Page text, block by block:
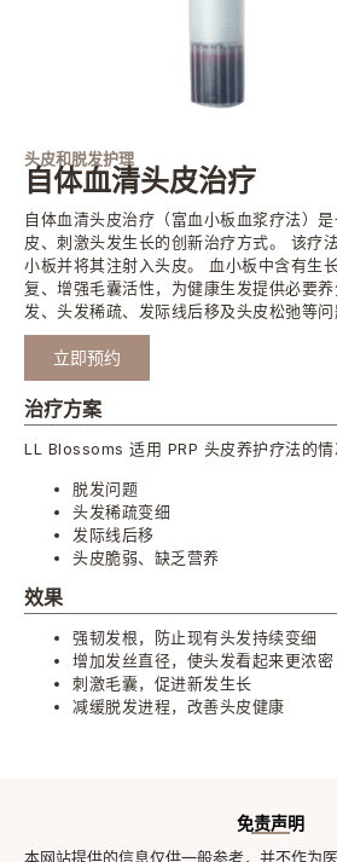
头皮和脱发护理
自体血清头皮治疗
自体血清头皮治疗（富血小板血浆疗法）
皮、刺激头发生长的创新治疗方式。 该疗
小板并将其注射入头皮。 血小板中含有生
复、增强毛囊活性，为健康生发提供必要
发、头发稀疏、发际线后移及头皮松弛等问
立即预约
治疗方案
LL Blossoms 适用 PRP 头皮养护疗法的情
脱发问题
头发稀疏变细
发际线后移
头皮脆弱、缺乏营养
效果
强韧发根，防止现有头发持续变细
增加发丝直径，使头发看起来更浓密
刺激毛囊，促进新发生长
减缓脱发进程，改善头皮健康
免责声明
本网站提供的信息仅供一般参考，并不作为